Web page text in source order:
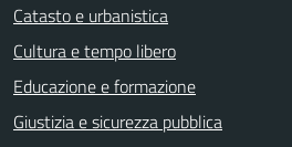
Catasto e urbanistica
Cultura e tempo libero
Educazione e formazione
Giustizia e sicurezza pubblica